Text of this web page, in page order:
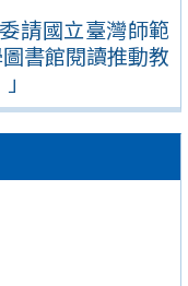
請國立臺灣師範
書館閱讀推動教